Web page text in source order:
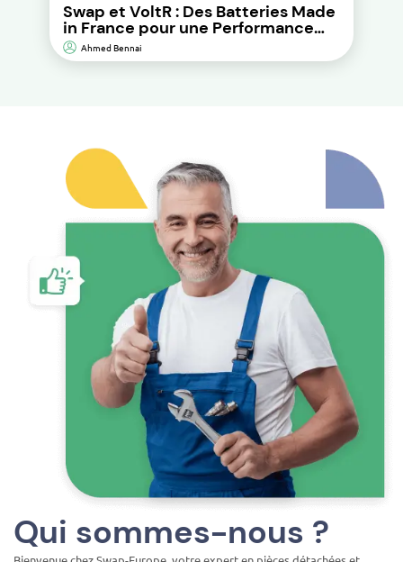
Swap et VoltR : Des Batteries Made
in France pour une Performance
Durable et d’Impact
Environnemental Réduit.
Ahmed Bennai
Qui sommes-nous ?